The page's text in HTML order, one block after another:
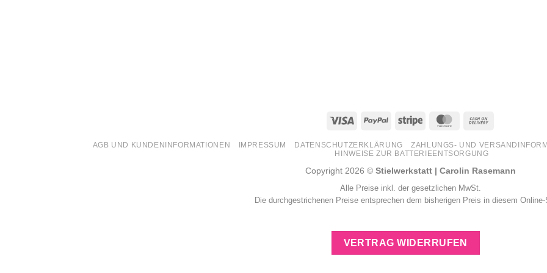
Visa PayPal Stripe MasterCard
Delivery
AGB UND KUNDENINFORMATIONEN IMPRESSUM DATENSCHUTZERKLÄRUNG ZAHLUNGS- UND
HINWEISE ZUR BATTERIEENTSORGUNG
Copyright 2026 © Stielwerkstatt | Carolin Rasemann
Alle Preise inkl. der gesetzlichen MwSt.
Die durchgestrichenen Preise entsprechen dem bisherigen Preis in diesem Online-
VERTRAG WIDERRUFEN